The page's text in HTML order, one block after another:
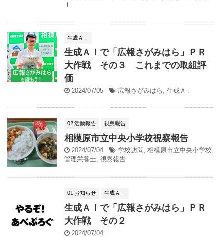
Ｉ
生成ＡＩ
生成ＡＩで「広報さがみはら」ＰＲ
大作戦 その３ これまでの取組評
価
2024/07/05 広報さがみはら , 生成ＡＩ
02 活動報告 視察報告
相模原市立中央小学校視察報告
2024/07/04 学校訪問 , 相模原市立中央小学校,
管理栄養士, 視察報告
01 お知らせ 生成ＡＩ
生成ＡＩで「広報さがみはら」ＰＲ
大作戦 その２
2024/07/04